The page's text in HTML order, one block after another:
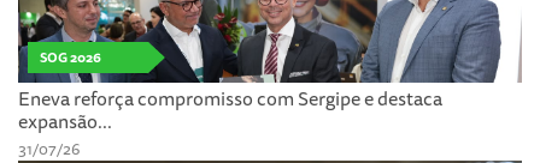
SOG 2026
Eneva reforça compromisso com Sergipe e destaca
expansão...
31/07/26